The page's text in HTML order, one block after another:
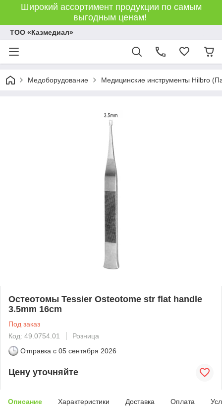
Широкий ассортимент продукции по самым
выгодным ценам!
ТОО «Казмедиал»
Медоборудование Медицинские инструменты Hilbro
Остеотомы Tessier Osteotome str flat handle
3.5mm 16cm
Под заказ
Код: 49.0754.01
Розница
Отправка с 05 сентября 2026
Цену уточняйте
Описание Характеристики Доставка Оплата